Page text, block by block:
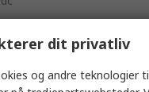
240V ac dit privatliv
og andre teknologier